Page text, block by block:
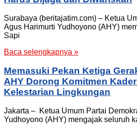
Surabaya (beritajatim.com) – Ketua
Agus Harimurti Yudhoyono (AHY)
Sapi
Baca selengkapnya »
Memasuki Pekan Ketiga
AHY Dorong Komitmen
Kelestarian Lingkungan
Jakarta – Ketua Umum Partai
Yudhoyono (AHY) mengajak seluruh